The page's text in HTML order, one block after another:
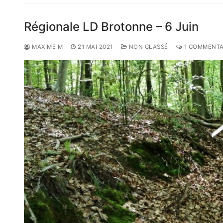
Régionale LD Brotonne – 6 Juin
MAXIME M 21 MAI 2021 NON CLASSÉ 1